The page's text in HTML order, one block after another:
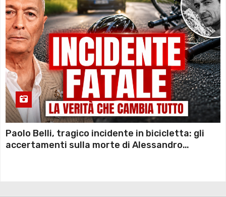
Paolo Belli, tragico incidente in bicicletta: gli
accertamenti sulla morte di Alessandro